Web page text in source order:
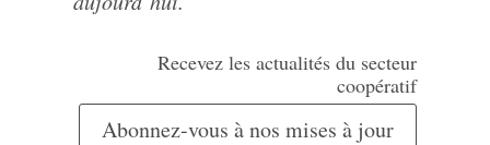
Recevez les actualités du secteur
coopératif
Abonnez-vous à nos mises à jour